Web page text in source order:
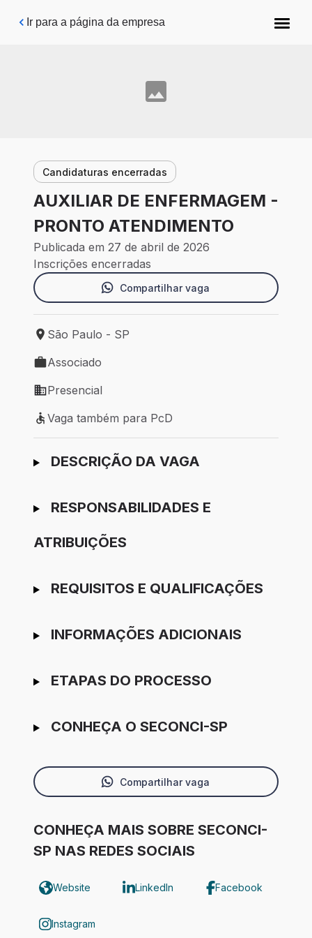
Pular para o conteúdo principal
Ir para a página da empresa
Candidaturas encerradas
AUXILIAR DE ENFERMAGEM -
PRONTO ATENDIMENTO
Publicada em 27 de abril de 2026
Inscrições encerradas
Compartilhar vaga
Local de trabalho: São Paulo - SP
São Paulo - SP
Tipo de vaga: Associado
Associado
Modelo de trabalho: Presencial
Presencial
Vaga também para PcD
Vaga também para PcD
Ir para candidatura
DESCRIÇÃO DA VAGA
RESPONSABILIDADES E
ATRIBUIÇÕES
REQUISITOS E QUALIFICAÇÕES
INFORMAÇÕES ADICIONAIS
ETAPAS DO PROCESSO
CONHEÇA O SECONCI-SP
Compartilhar vaga
CONHEÇA MAIS SOBRE SECONCI-
SP NAS REDES SOCIAIS
Website LinkedIn Facebook
Instagram